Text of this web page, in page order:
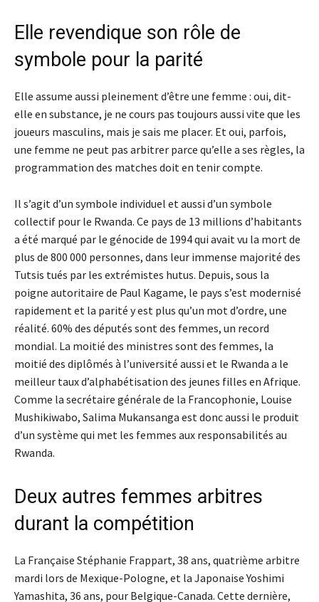
Elle revendique son rôle de
symbole pour la parité
Elle assume aussi pleinement d’être une femme : oui, dit-
elle en substance, je ne cours pas toujours aussi vite que les
joueurs masculins, mais je sais me placer. Et oui, parfois,
une femme ne peut pas arbitrer parce qu’elle a ses règles, la
programmation des matches doit en tenir compte.
Il s’agit d’un symbole individuel et aussi d’un symbole
collectif pour le Rwanda. Ce pays de 13 millions d’habitants
a été marqué par le génocide de 1994 qui avait vu la mort de
plus de 800 000 personnes, dans leur immense majorité des
Tutsis tués par les extrémistes hutus. Depuis, sous la
poigne autoritaire de Paul Kagame, le pays s’est modernisé
rapidement et la parité y est plus qu’un mot d’ordre, une
réalité. 60% des députés sont des femmes, un record
mondial. La moitié des ministres sont des femmes, la
moitié des diplômés à l’université aussi et le Rwanda a le
meilleur taux d’alphabétisation des jeunes filles en Afrique.
Comme la secrétaire générale de la Francophonie, Louise
Mushikiwabo, Salima Mukansanga est donc aussi le produit
d’un système qui met les femmes aux responsabilités au
Rwanda.
Deux autres femmes arbitres
durant la compétition
La Française Stéphanie Frappart, 38 ans, quatrième arbitre
mardi lors de Mexique-Pologne, et la Japonaise Yoshimi
Yamashita, 36 ans, pour Belgique-Canada. Cette dernière,